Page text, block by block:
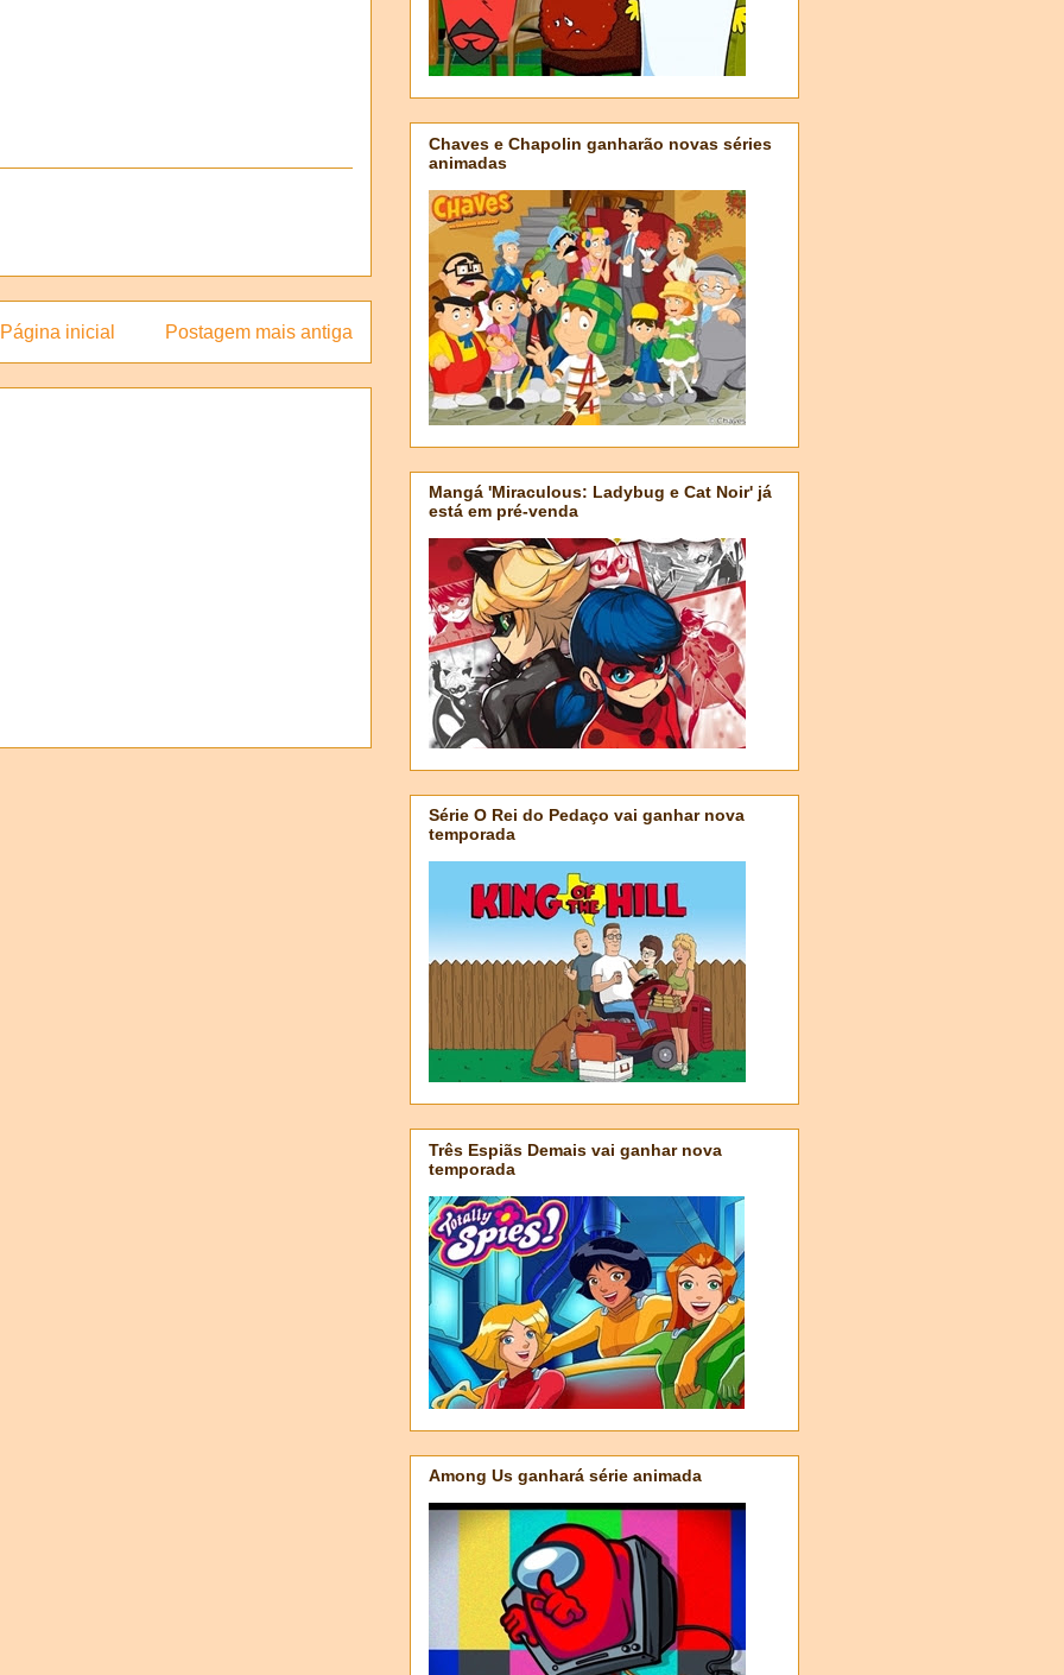
Postagem mais antiga
Página inicial
Chaves e Chapolin ganharão novas séries
animadas
Mangá 'Miraculous: Ladybug e Cat Noir' já
está em pré-venda
Série O Rei do Pedaço vai ganhar nova
temporada
Três Espiãs Demais vai ganhar nova
temporada
Among Us ganhará série animada